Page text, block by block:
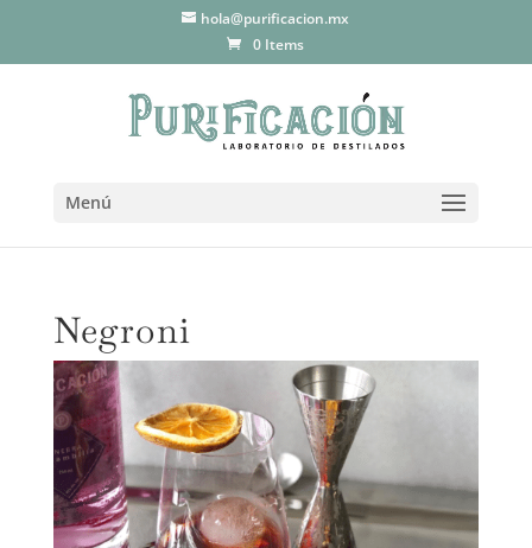
hola@purificacion.mx
0 Items
Menú
Negroni